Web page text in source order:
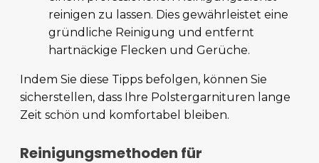
reinigen zu lassen. Dies gewährleistet eine
gründliche Reinigung und entfernt
hartnäckige Flecken und Gerüche.
Indem Sie diese Tipps befolgen, können Sie
sicherstellen, dass Ihre Polstergarnituren lange
Zeit schön und komfortabel bleiben.
Reinigungsmethoden für